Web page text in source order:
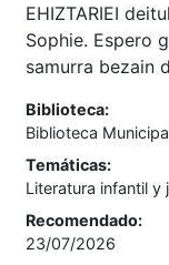
EHIZTARIEI
Sophie. Espero
samurra bezain
Biblioteca:
Biblioteca
Temáticas:
Literatura infantil y
Recomendado:
23/07/2026